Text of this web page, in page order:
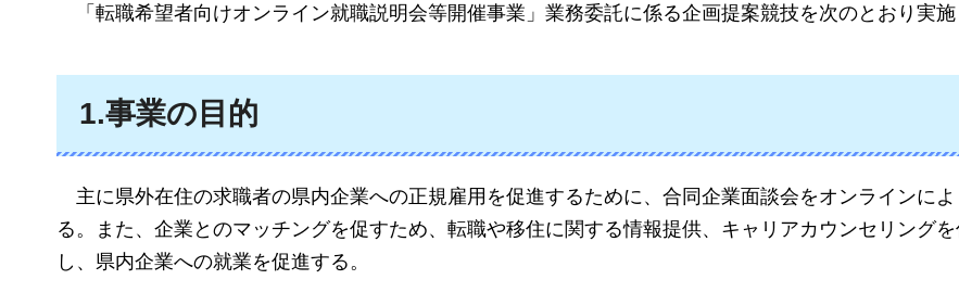
「転職希望者向けオンライン就職説明会等開催事業」業務委託に係る企画提案競技を次のとおり実施
1.事業の目的
主に県外在住の求職者の県内企業への正規雇用を促進するために、合同企業面談会をオンラインに
る。また、企業とのマッチングを促すため、転職や移住に関する情報提供、キャリアカウンセリング
し、県内企業への就業を促進する。